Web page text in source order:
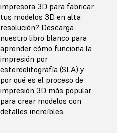
impresora 3D para fabricar
tus modelos 3D en alta
resolución? Descarga
nuestro libro blanco para
aprender cómo funciona la
impresión por
estereolitografía (SLA) y
por qué es el proceso de
impresión 3D más popular
para crear modelos con
detalles increíbles.